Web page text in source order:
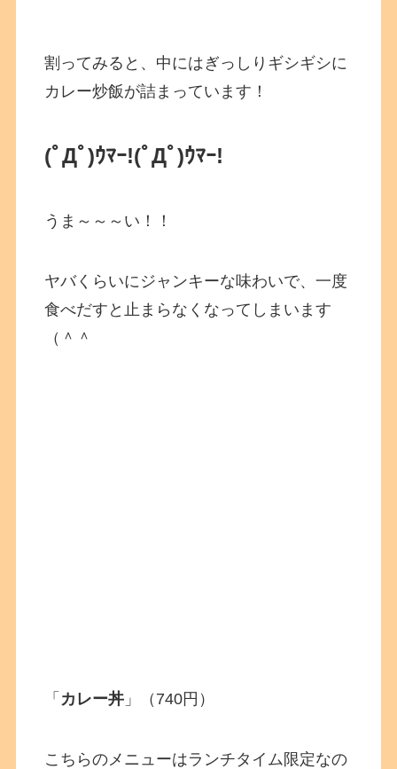
割ってみると、中にはぎっしりギシギシに
カレー炒飯が詰まっています！
(ﾟДﾟ)ｳﾏｰ!(ﾟДﾟ)ｳﾏｰ!
うま～～～い！！
ヤバくらいにジャンキーな味わいで、一度
食べだすと止まらなくなってしまいます
（＾＾
「 カレー丼 」（740円）
こちらのメニューはランチタイム限定なの